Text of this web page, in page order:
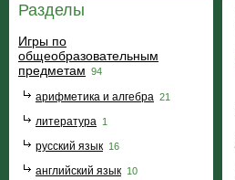
Разделы
Игры по
общеобразовательным
предметам 94
арифметика и алгебра 21
литература 1
русский язык 16
английский язык 10